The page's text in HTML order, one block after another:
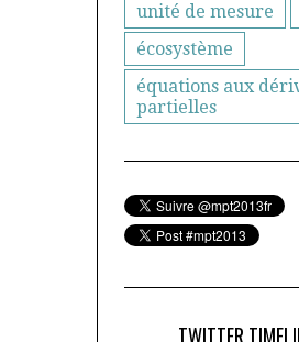
unité de mesure
écosystème
équations aux
partielles
TWITTER